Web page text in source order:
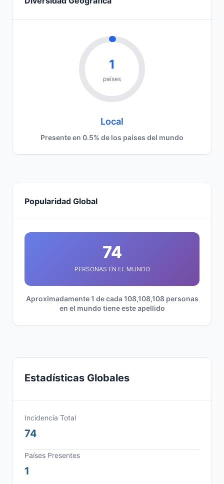
1
países
Local
Presente en 0.5% de los países del mundo
Popularidad Global
74
PERSONAS EN EL MUNDO
Aproximadamente 1 de cada 108,108,108 personas
en el mundo tiene este apellido
Estadísticas Globales
Incidencia Total
74
Países Presentes
1